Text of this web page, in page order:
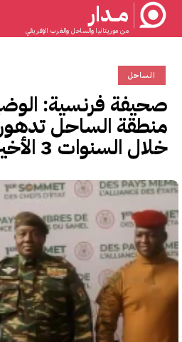
مــدار
من موريتانيا والساحل والغرب الإفريقي
الساحل
صحيفة فرنسية:
منطقة الساحل
خلال السنوات 3 الأخيرة